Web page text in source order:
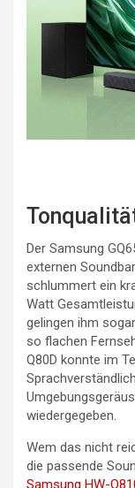
Der Samsung
externen
schlummert ein
Watt
gelingen ihm
so flachen
Q80D konnte im
wiedergegeben.
Wem das nicht
die passende
Samsung HW-